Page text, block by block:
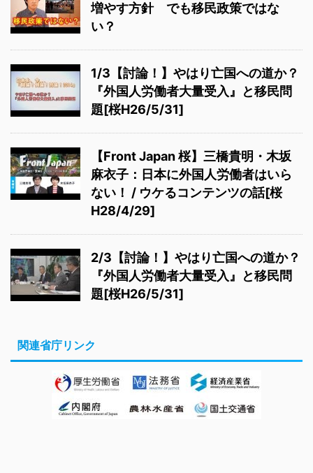
増やす方針 でも移民政策ではな
い？
1/3【討論！】やはり亡国への道か？
『外国人労働者大量受入』と移民問
題[桜H26/5/31]
【Front Japan 桜】三橋貴明・木坂
麻衣子：日本に外国人労働者はいら
ない！ / ウケるコンテンツの話[桜
H28/4/29]
2/3【討論！】やはり亡国への道か？
『外国人労働者大量受入』と移民問
題[桜H26/5/31]
関連省庁リンク